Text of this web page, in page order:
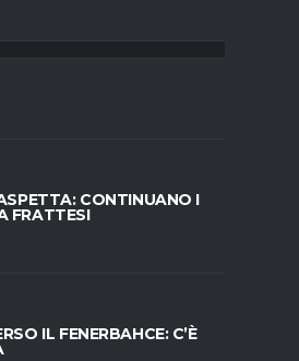
CONTINUANO I
FRATTESI
IL FENERBAHCE: C’È